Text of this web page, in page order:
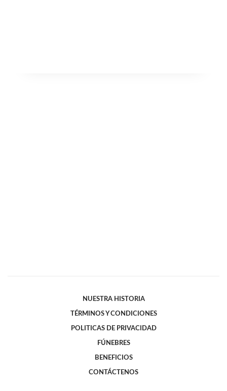
NUESTRA HISTORIA
TÉRMINOS Y CONDICIONES
POLITICAS DE PRIVACIDAD
FÚNEBRES
BENEFICIOS
CONTÁCTENOS